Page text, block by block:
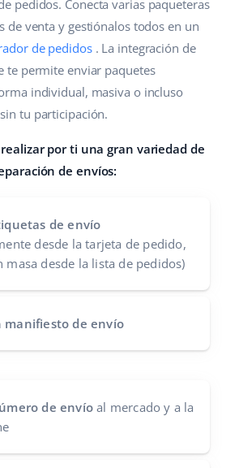
pedidos. Conecta varias paqueteras
de venta y gestiónalos todos en un
de pedidos. La integración de
te permite enviar paquetes
individual, masiva o incluso
tu participación.
por ti una gran variedad de
de envíos:
de envío
desde la tarjeta de pedido,
masa desde la lista de pedidos)
manifiesto de envío
de envío al mercado y a la